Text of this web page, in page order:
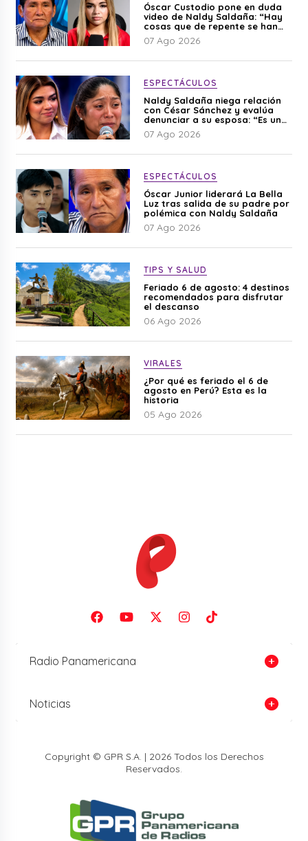
Óscar Custodio pone en duda
video de Naldy Saldaña: “Hay
cosas que de repente se han
editado”
07 Ago 2026
ESPECTÁCULOS
Naldy Saldaña niega relación
con César Sánchez y evalúa
denunciar a su esposa: “Es una
difamación”
07 Ago 2026
ESPECTÁCULOS
Óscar Junior liderará La Bella
Luz tras salida de su padre por
polémica con Naldy Saldaña
07 Ago 2026
TIPS Y SALUD
Feriado 6 de agosto: 4 destinos
recomendados para disfrutar
el descanso
06 Ago 2026
VIRALES
¿Por qué es feriado el 6 de
agosto en Perú? Esta es la
historia
05 Ago 2026
Radio Panamericana
Noticias
Copyright © GPR S.A. | 2026 Todos los Derechos
Reservados.